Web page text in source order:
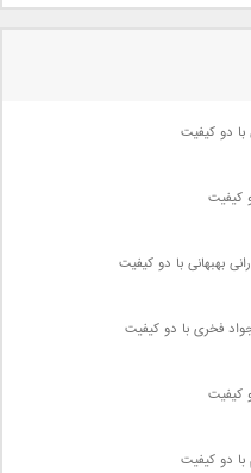
با دو کیفیت
کیفیت
بهبهانی با دو کیفیت
فخری با دو کیفیت
کیفیت
دو کیفیت